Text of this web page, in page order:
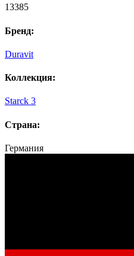
13385
Бренд:
Duravit
Коллекция:
Starck 3
Страна:
Германия